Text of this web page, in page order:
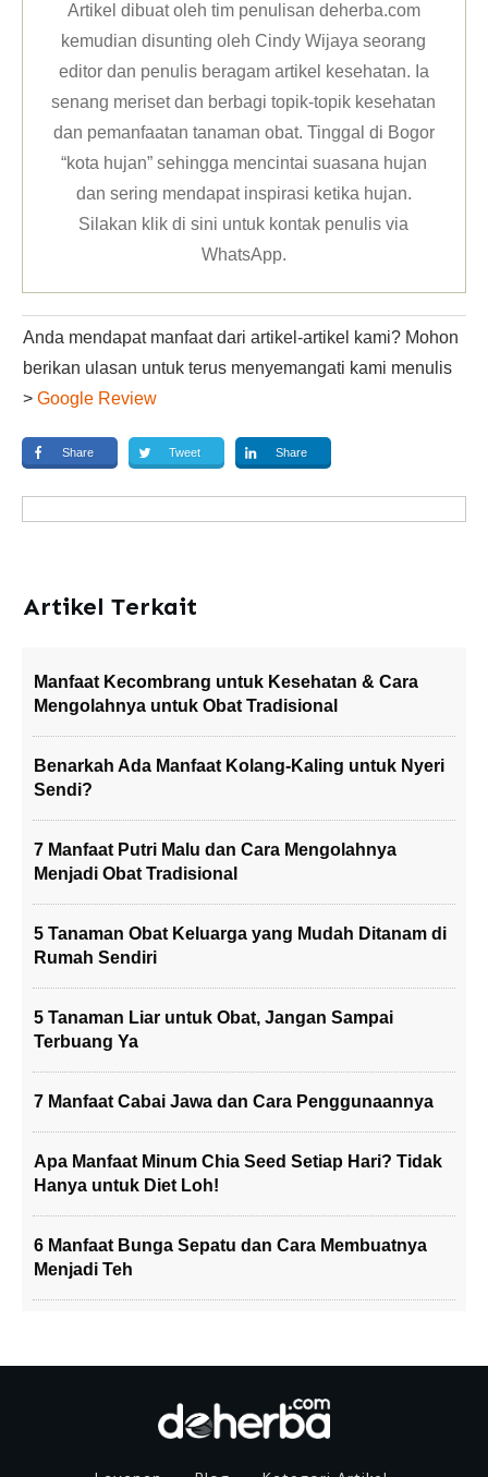
Artikel dibuat oleh tim penulisan deherba.com
kemudian disunting oleh Cindy Wijaya seorang
editor dan penulis beragam artikel kesehatan. Ia
senang meriset dan berbagi topik-topik kesehatan
dan pemanfaatan tanaman obat. Tinggal di Bogor
“kota hujan” sehingga mencintai suasana hujan
dan sering mendapat inspirasi ketika hujan.
Silakan klikdi sini untuk kontak penulis via
WhatsApp.
Anda mendapat manfaat dari artikel-artikel kami? Mohon
berikan ulasan untuk terus menyemangati kami menulis
> Google Review
Share Tweet Share
Artikel Terkait
Manfaat Kecombrang untuk Kesehatan & Cara
Mengolahnya untuk Obat Tradisional
Benarkah Ada Manfaat Kolang-Kaling untuk Nyeri
Sendi?
7 Manfaat Putri Malu dan Cara Mengolahnya
Menjadi Obat Tradisional
5 Tanaman Obat Keluarga yang Mudah Ditanam di
Rumah Sendiri
5 Tanaman Liar untuk Obat, Jangan Sampai
Terbuang Ya
7 Manfaat Cabai Jawa dan Cara Penggunaannya
Apa Manfaat Minum Chia Seed Setiap Hari? Tidak
Hanya untuk Diet Loh!
6 Manfaat Bunga Sepatu dan Cara Membuatnya
Menjadi Teh